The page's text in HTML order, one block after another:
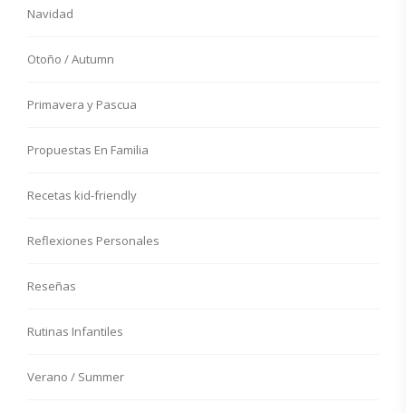
Navidad
Otoño / Autumn
Primavera y Pascua
Propuestas En Familia
Recetas kid-friendly
Reflexiones Personales
Reseñas
Rutinas Infantiles
Verano / Summer